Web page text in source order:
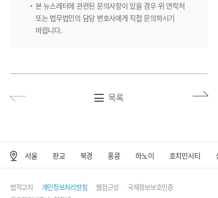
본 뉴스레터에 관련된 문의사항이 있을 경우 위 연락처
또는 법무법인의 담당 변호사에게 직접 문의하시기
바랍니다.
목록
서울 판교 북경 홍콩 하노이 호치민시티
법적고지 개인정보처리방침 웹접근성
국제정보보호인증